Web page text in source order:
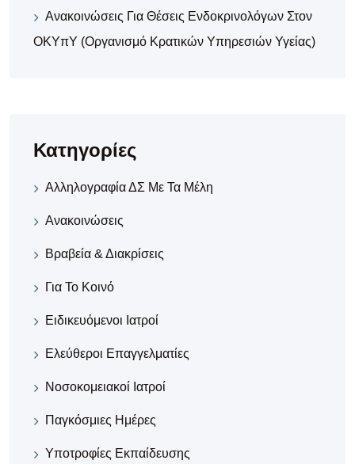
Ανακοινώσεις Για Θέσεις Ενδοκρινολόγων Στον
ΟΚΥπΥ (Οργανισμό Κρατικών Υπηρεσιών Υγείας)
Κατηγορίες
Αλληλογραφία ΔΣ Με Τα Μέλη
Ανακοινώσεις
Βραβεία & Διακρίσεις
Για Το Κοινό
Ειδικευόμενοι Ιατροί
Ελεύθεροι Επαγγελματίες
Νοσοκομειακοί Iατροί
Παγκόσμιες Ημέρες
Υποτροφίες Εκπαίδευσης